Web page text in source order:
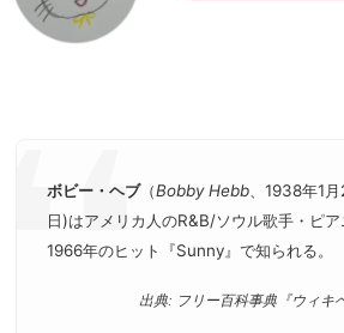
ボビー・ヘブ（Bobby Hebb、1938年1
日)はアメリカ人のR&B/ソウル歌手・ピア
1966年のヒット『Sunny』で知られる。
出典: フリー百科事典『ウィキ